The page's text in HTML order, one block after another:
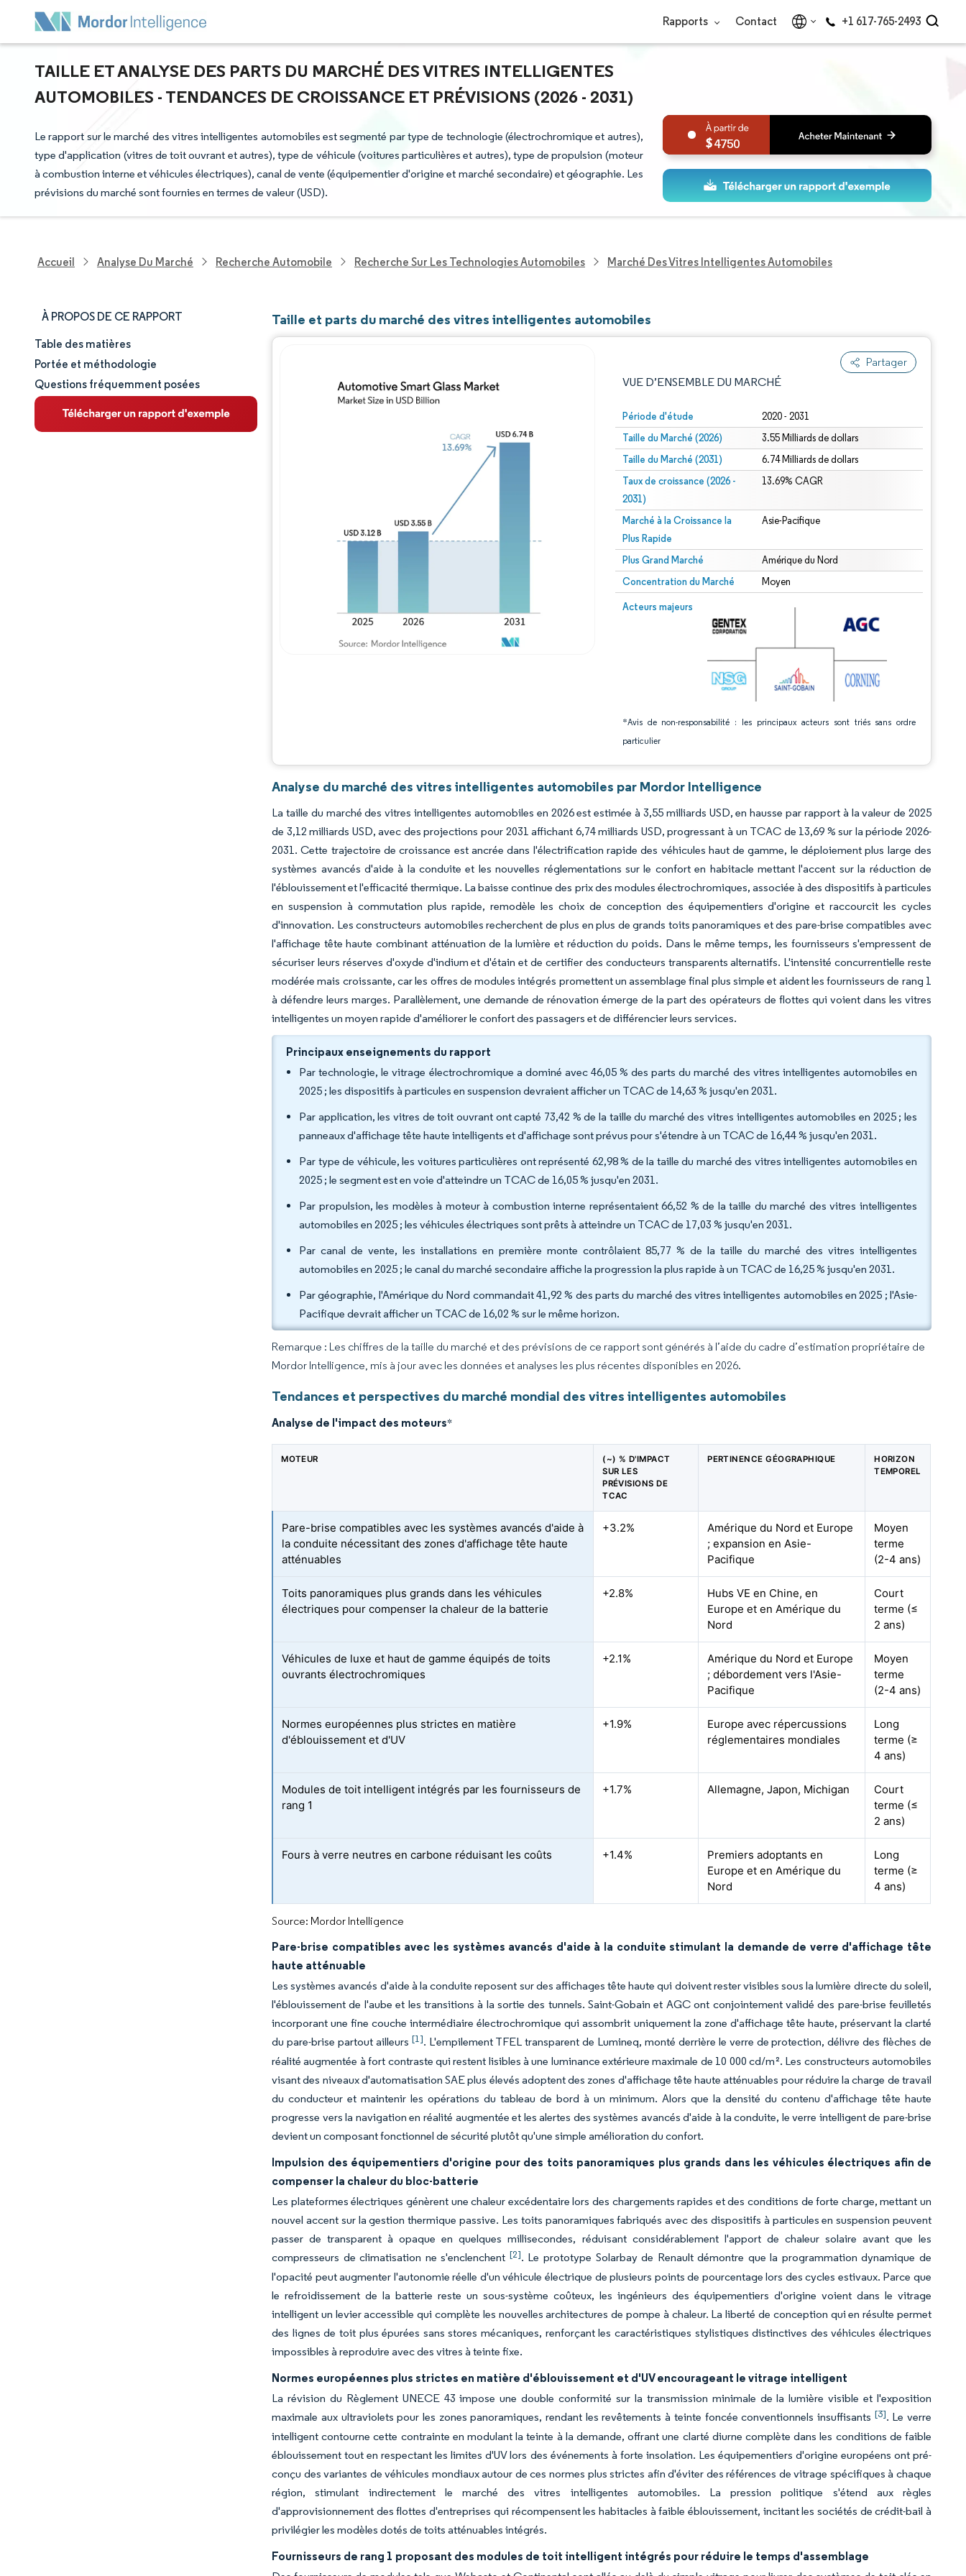
Rapports Contact +1 617-765-2493
TAILLE ET ANALYSE DES PARTS DU MARCHÉ DES VITRES INTELLIGENTES
AUTOMOBILES - TENDANCES DE CROISSANCE ET PRÉVISIONS (2026 - 2031)
Le rapport sur le marché des vitres intelligentes automobiles est segmenté par type de technologie (électrochromique et autres),
type d'application (vitres de toit ouvrant et autres), type de véhicule (voitures particulières et autres), type de propulsion (moteur
à combustion interne et véhicules électriques), canal de vente (équipementier d'origine et marché secondaire) et géographie. Les
prévisions du marché sont fournies en termes de valeur (USD).
4750
Accueil Analyse Du Marché Recherche Automobile Recherche Sur Les Technologies Automobiles Marché Des Vitres Intelligentes Automobiles
À PROPOS DE CE RAPPORT
Taille et part de marché
Analyse du marché
Tendances et perspectives
Table des matières
Portée et méthodologie
Questions fréquemment posées
Taille et parts du marché des vitres intelligentes automobiles
Partager
VUE D’ENSEMBLE DU MARCHÉ
Période d'étude 2020 - 2031
Taille du Marché (2026) 3.55 Milliards de dollars
Taille du Marché (2031) 6.74 Milliards de dollars
Taux de croissance (2026 -
2031)
13.69% CAGR
Marché à la Croissance la
Plus Rapide
Asie-Pacifique
Plus Grand Marché Amérique du Nord
Concentration du Marché Moyen
Acteurs majeurs
*Avis de non-responsabilité : les principaux acteurs sont triés sans ordre
particulier
Image © Mordor Intelligence. La réutilisation nécessite une attribution sous CC BY 4.0.
Image © Mordor Intelligence. La réutilisation nécessite une attribution sous CC BY 4.0.
Analyse du marché des vitres intelligentes automobiles par Mordor Intelligence
La taille du marché des vitres intelligentes automobiles en 2026 est estimée à 3,55 milliards USD, en hausse par rapport à la valeur de 2025
de 3,12 milliards USD, avec des projections pour 2031 affichant 6,74 milliards USD, progressant à un TCAC de 13,69 % sur la période 2026-
2031. Cette trajectoire de croissance est ancrée dans l'électrification rapide des véhicules haut de gamme, le déploiement plus large des
systèmes avancés d'aide à la conduite et les nouvelles réglementations sur le confort en habitacle mettant l'accent sur la réduction de
l'éblouissement et l'efficacité thermique. La baisse continue des prix des modules électrochromiques, associée à des dispositifs à particules
en suspension à commutation plus rapide, remodèle les choix de conception des équipementiers d'origine et raccourcit les cycles
d'innovation. Les constructeurs automobiles recherchent de plus en plus de grands toits panoramiques et des pare-brise compatibles avec
l'affichage tête haute combinant atténuation de la lumière et réduction du poids. Dans le même temps, les fournisseurs s'empressent de
sécuriser leurs réserves d'oxyde d'indium et d'étain et de certifier des conducteurs transparents alternatifs. L'intensité concurrentielle reste
modérée mais croissante, car les offres de modules intégrés promettent un assemblage final plus simple et aident les fournisseurs de rang 1
à défendre leurs marges. Parallèlement, une demande de rénovation émerge de la part des opérateurs de flottes qui voient dans les vitres
intelligentes un moyen rapide d'améliorer le confort des passagers et de différencier leurs services.
Principaux enseignements du rapport
Par technologie, le vitrage électrochromique a dominé avec 46,05 % des parts du marché des vitres intelligentes automobiles en
2025 ; les dispositifs à particules en suspension devraient afficher un TCAC de 14,63 % jusqu'en 2031.
Par application, les vitres de toit ouvrant ont capté 73,42 % de la taille du marché des vitres intelligentes automobiles en 2025 ; les
panneaux d'affichage tête haute intelligents et d'affichage sont prévus pour s'étendre à un TCAC de 16,44 % jusqu'en 2031.
Par type de véhicule, les voitures particulières ont représenté 62,98 % de la taille du marché des vitres intelligentes automobiles en
2025 ; le segment est en voie d'atteindre un TCAC de 16,05 % jusqu'en 2031.
Par propulsion, les modèles à moteur à combustion interne représentaient 66,52 % de la taille du marché des vitres intelligentes
automobiles en 2025 ; les véhicules électriques sont prêts à atteindre un TCAC de 17,03 % jusqu'en 2031.
Par canal de vente, les installations en première monte contrôlaient 85,77 % de la taille du marché des vitres intelligentes
automobiles en 2025 ; le canal du marché secondaire affiche la progression la plus rapide à un TCAC de 16,25 % jusqu'en 2031.
Par géographie, l'Amérique du Nord commandait 41,92 % des parts du marché des vitres intelligentes automobiles en 2025 ; l'Asie-
Pacifique devrait afficher un TCAC de 16,02 % sur le même horizon.
Remarque : Les chiffres de la taille du marché et des prévisions de ce rapport sont générés à l’aide du cadre d’estimation propriétaire de
Mordor Intelligence, mis à jour avec les données et analyses les plus récentes disponibles en 2026.
Tendances et perspectives du marché mondial des vitres intelligentes automobiles
Analyse de l'impact des moteurs*
MOTEUR
(~) % D'IMPACT
SUR LES
PRÉVISIONS DE
TCAC
PERTINENCE GÉOGRAPHIQUE
HORIZON
TEMPOREL
Pare-brise compatibles avec les systèmes avancés d'aide à
la conduite nécessitant des zones d'affichage tête haute
atténuables
+3.2%
Amérique du Nord et Europe
; expansion en Asie-
Pacifique
Moyen
terme
(2-4 ans)
Toits panoramiques plus grands dans les véhicules
électriques pour compenser la chaleur de la batterie
+2.8%
Hubs VE en Chine, en
Europe et en Amérique du
Nord
Court
terme (≤
2 ans)
Véhicules de luxe et haut de gamme équipés de toits
ouvrants électrochromiques
+2.1%
Amérique du Nord et Europe
; débordement vers l'Asie-
Pacifique
Moyen
terme
(2-4 ans)
Normes européennes plus strictes en matière
d'éblouissement et d'UV
+1.9%
Europe avec répercussions
réglementaires mondiales
Long
terme (≥
4 ans)
Modules de toit intelligent intégrés par les fournisseurs de
rang 1
+1.7% Allemagne, Japon, Michigan
Court
terme (≤
2 ans)
Fours à verre neutres en carbone réduisant les coûts +1.4%
Premiers adoptants en
Europe et en Amérique du
Nord
Long
terme (≥
4 ans)
Source: Mordor Intelligence
Pare-brise compatibles avec les systèmes avancés d'aide à la conduite stimulant la demande de verre d'affichage tête
haute atténuable
Les systèmes avancés d'aide à la conduite reposent sur des affichages tête haute qui doivent rester visibles sous la lumière directe du soleil,
l'éblouissement de l'aube et les transitions à la sortie des tunnels. Saint-Gobain et AGC ont conjointement validé des pare-brise feuilletés
incorporant une fine couche intermédiaire électrochromique qui assombrit uniquement la zone d'affichage tête haute, préservant la clarté
du pare-brise partout ailleurs [1]. L'empilement TFEL transparent de Lumineq, monté derrière le verre de protection, délivre des flèches de
réalité augmentée à fort contraste qui restent lisibles à une luminance extérieure maximale de 10 000 cd/m². Les constructeurs automobiles
visant des niveaux d'automatisation SAE plus élevés adoptent des zones d'affichage tête haute atténuables pour réduire la charge de travail
du conducteur et maintenir les opérations du tableau de bord à un minimum. Alors que la densité du contenu d'affichage tête haute
progresse vers la navigation en réalité augmentée et les alertes des systèmes avancés d'aide à la conduite, le verre intelligent de pare-brise
devient un composant fonctionnel de sécurité plutôt qu'une simple amélioration du confort.
Impulsion des équipementiers d'origine pour des toits panoramiques plus grands dans les véhicules électriques afin de
compenser la chaleur du bloc-batterie
Les plateformes électriques génèrent une chaleur excédentaire lors des chargements rapides et des conditions de forte charge, mettant un
nouvel accent sur la gestion thermique passive. Les toits panoramiques fabriqués avec des dispositifs à particules en suspension peuvent
passer de transparent à opaque en quelques millisecondes, réduisant considérablement l'apport de chaleur solaire avant que les
compresseurs de climatisation ne s'enclenchent [2]. Le prototype Solarbay de Renault démontre que la programmation dynamique de
l'opacité peut augmenter l'autonomie réelle d'un véhicule électrique de plusieurs points de pourcentage lors des cycles estivaux. Parce que
le refroidissement de la batterie reste un sous-système coûteux, les ingénieurs des équipementiers d'origine voient dans le vitrage
intelligent un levier accessible qui complète les nouvelles architectures de pompe à chaleur. La liberté de conception qui en résulte permet
des lignes de toit plus épurées sans stores mécaniques, renforçant les caractéristiques stylistiques distinctives des véhicules électriques
impossibles à reproduire avec des vitres à teinte fixe.
Normes européennes plus strictes en matière d'éblouissement et d'UV encourageant le vitrage intelligent
La révision du Règlement UNECE 43 impose une double conformité sur la transmission minimale de la lumière visible et l'exposition
maximale aux ultraviolets pour les zones panoramiques, rendant les revêtements à teinte foncée conventionnels insuffisants [3]. Le verre
intelligent contourne cette contrainte en modulant la teinte à la demande, offrant une clarté diurne complète dans les conditions de faible
éblouissement tout en respectant les limites d'UV lors des événements à forte insolation. Les équipementiers d'origine européens ont pré-
conçu des variantes de véhicules mondiaux autour de ces normes plus strictes afin d'éviter des références de vitrage spécifiques à chaque
région, stimulant indirectement le marché des vitres intelligentes automobiles. La pression politique s'étend aux règles
d'approvisionnement des flottes d'entreprises qui récompensent les habitacles à faible éblouissement, incitant les sociétés de crédit-bail à
privilégier les modèles dotés de toits atténuables intégrés.
Fournisseurs de rang 1 proposant des modules de toit intelligent intégrés pour réduire le temps d'assemblage